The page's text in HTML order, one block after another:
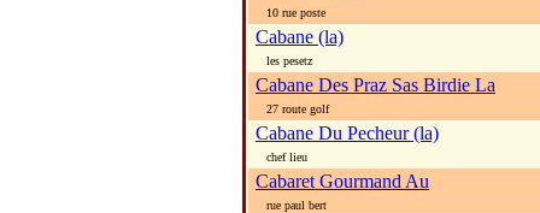
10 rue poste
Cabane (la)
les pesetz
Cabane Des Praz Sas Birdie La
27 route golf
Cabane Du Pecheur (la)
chef lieu
Cabaret Gourmand Au
rue paul bert